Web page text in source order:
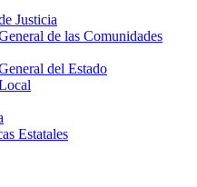
Justicia
de las Comunidades
del Estado
Estatales